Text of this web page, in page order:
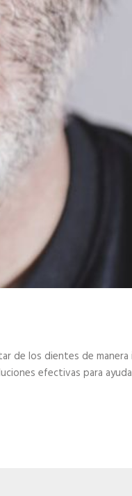
de los dientes de
efectivas para